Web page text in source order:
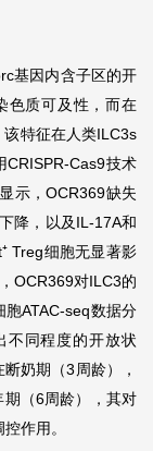
基因内含子区的开
色质可及性，而在
该特征在人类ILC3s
CRISPR-Cas9技术
示，OCR369缺失
降，以及IL-17A和
Treg细胞无显著影
OCR369对ILC3的
ATAC-seq数据分
不同程度的开放状
奶期（3周龄），
期（6周龄），其对
作用。